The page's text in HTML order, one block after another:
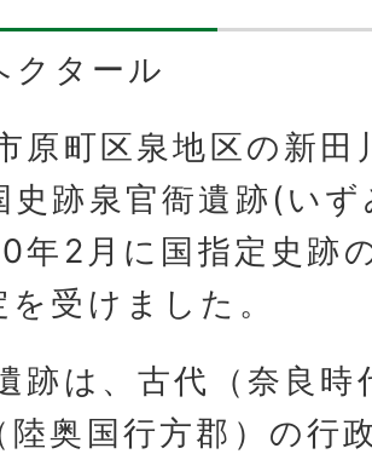
クタール
原町区泉地区の新
史跡泉官衙遺跡(い
年2月に国指定史跡
受けました。
跡は、古代（奈良
陸奥国行方郡）の行